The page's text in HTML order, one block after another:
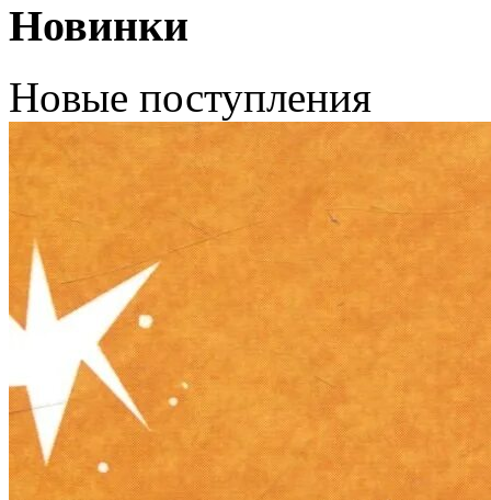
Новинки
Новые поступления